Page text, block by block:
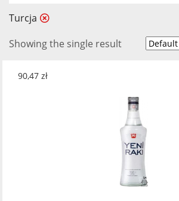
Turcja
Showing the single result
90,47 zł